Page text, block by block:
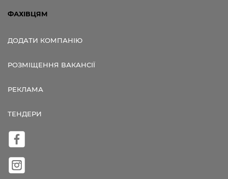
ФАХІВЦЯМ
ДОДАТИ КОМПАНІЮ
РОЗМІЩЕННЯ ВАКАНСІЇ
РЕКЛАМА
ТЕНДЕРИ